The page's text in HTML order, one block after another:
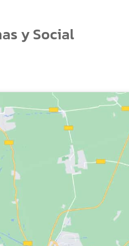
y Social